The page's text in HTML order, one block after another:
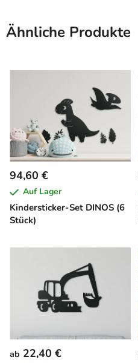
Ähnliche Produkte
Kindersticker-Set DINOS (6
Stück)
94,60 €
Auf Lager
ab 22,40 €